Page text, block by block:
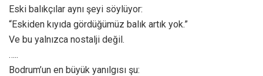
Eski balıkçılar aynı şeyi söylüyor:
“Eskiden kıyıda gördüğümüz balık artık yok.”
Ve bu yalnızca nostalji değil.
…..
Bodrum’un en büyük yanılgısı şu: